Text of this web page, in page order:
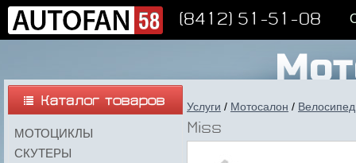
(8412) 51-51-08
МОТОЦИКЛЫ
СКУТЕРЫ
Услуги / Мотосалон /
Miss